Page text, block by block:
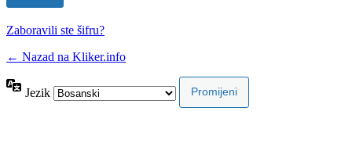
Zaboravili ste šifru?
← Nazad na Kliker.info
Jezik